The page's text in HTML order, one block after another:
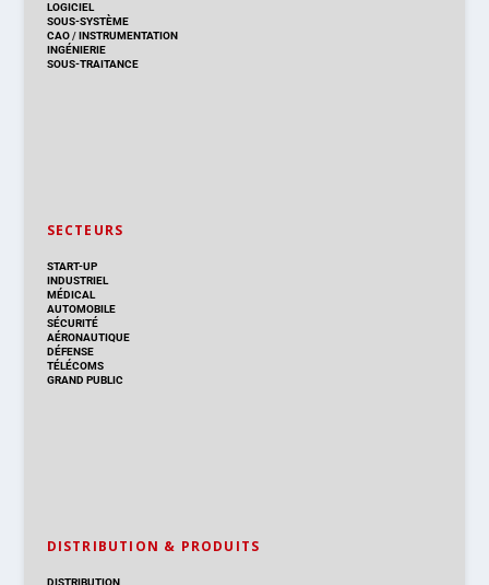
LOGICIEL
SOUS-SYSTÈME
CAO/INSTRUMENTATION
INGÉNIERIE
SOUS-TRAITANCE
SECTEURS
START-UP
INDUSTRIEL
MÉDICAL
AUTOMOBILE
SÉCURITÉ
AÉRONAUTIQUE
DÉFENSE
TÉLÉCOMS
GRAND PUBLIC
DISTRIBUTION & PRODUITS
DISTRIBUTION